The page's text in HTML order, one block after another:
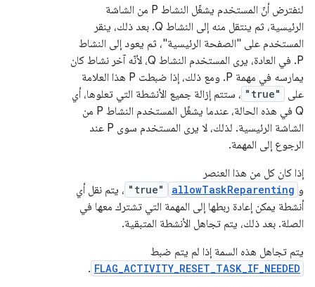
لنفترض أنّ المستخدم يشغّل النشاط P من الشاشة
الرئيسية، ثم ينتقل منه إلى النشاط Q. بعد ذلك، ينقر
المستخدم على "الصفحة الرئيسية"، ثم يعود إلى النشاط
P. في العادة، يرى المستخدم النشاط Q، لأنّه آخر نشاط كان
يمارسه في مهمة P. ومع ذلك، إذا ضبطت P هذا العلامة
على
"true" ، ستتم إزالة جميع الأنشطة التي تعلوها، أي
Q في هذه الحالة، عندما يشغّل المستخدم النشاط P من
الشاشة الرئيسية. لذلك، لا يرى المستخدم سوى P عند
الرجوع إلى المهمة.
إذا كان كل من هذا العنصر
و allowTaskReparenting
"true" ، يتم نقل أي
أنشطة يمكن إعادة ربطها إلى المهمة التي تشترك معها في
الصلة. بعد ذلك، يتم تجاهل الأنشطة المتبقية.
يتم تجاهل هذه السمة إذا لم يتم ضبط
FLAG_ACTIVITY_RESET_TASK_IF_NEEDED
.